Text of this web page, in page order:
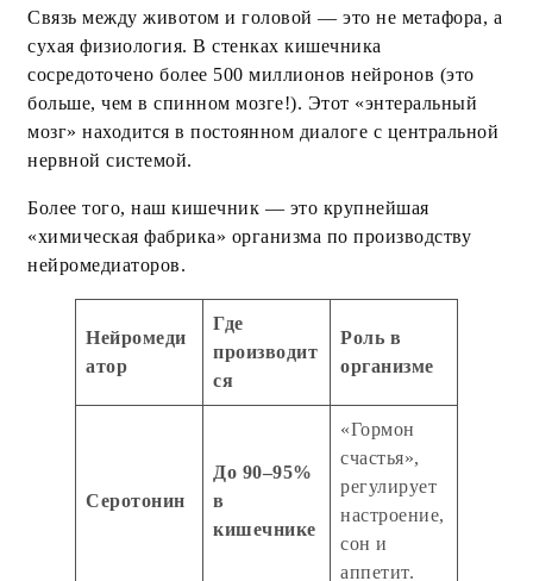
Связь между животом и головой — это не метафора, а
сухая физиология. В стенках кишечника
сосредоточено более 500 миллионов нейронов (это
больше, чем в спинном мозге!). Этот «энтеральный
мозг» находится в постоянном диалоге с центральной
нервной системой.
Более того, наш кишечник — это крупнейшая
«химическая фабрика» организма по производству
нейромедиаторов.
Нейромеди
атор
Где
производит
ся
Роль в
организме
Серотонин
До 90–95%
в
кишечнике
«Гормон
счастья»,
регулирует
настроение,
сон и
аппетит.